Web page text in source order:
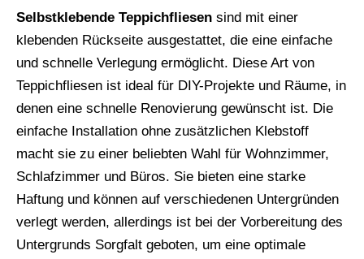
Selbstklebende Teppichfliesen sind mit einer
klebenden Rückseite ausgestattet, die eine einfache
und schnelle Verlegung ermöglicht. Diese Art von
Teppichfliesen ist ideal für DIY-Projekte und Räume, in
denen eine schnelle Renovierung gewünscht ist. Die
einfache Installation ohne zusätzlichen Klebstoff
macht sie zu einer beliebten Wahl für Wohnzimmer,
Schlafzimmer und Büros. Sie bieten eine starke
Haftung und können auf verschiedenen Untergründen
verlegt werden, allerdings ist bei der Vorbereitung des
Untergrunds Sorgfalt geboten, um eine optimale